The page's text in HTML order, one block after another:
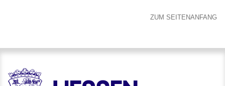
ZUM SEITENANFANG